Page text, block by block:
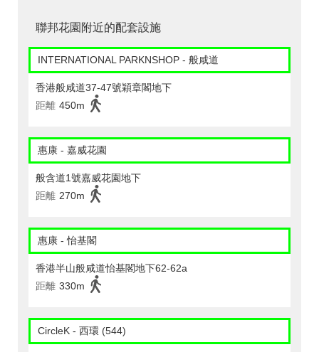
聯邦花園附近的配套設施
INTERNATIONAL PARKNSHOP - 般咸道
香港般咸道37-47號穎章閣地下
距離 450m
惠康 - 嘉威花園
般含道1號嘉威花園地下
距離 270m
惠康 - 怡基閣
香港半山般咸道怡基閣地下62-62a
距離 330m
CircleK - 西環 (544)